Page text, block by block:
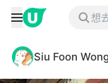
Siu Foon